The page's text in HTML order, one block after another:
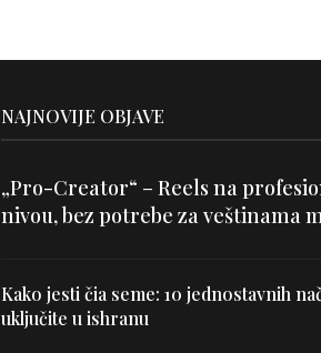
NAJNOVIJE OBJAVE
„Pro-Creator“ – Reels na
nivou, bez potrebe za veštinama
Kako jesti čia seme: 10 jednostavnih
uključite u ishranu